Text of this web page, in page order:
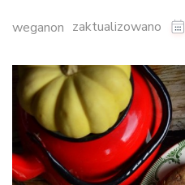
weganon zaktualizowano